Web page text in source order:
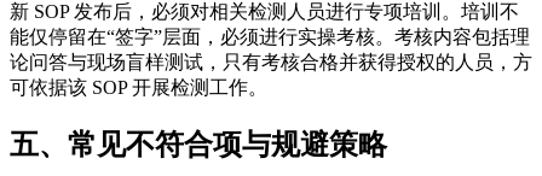
新 SOP 发布后，必须对相关检测人员进行专项培训。培训不
能仅停留在“签字”层面，必须进行实操考核。考核内容包括理
论问答与现场盲样测试，只有考核合格并获得授权的人员，方
可依据该 SOP 开展检测工作。
五、常见不符合项与规避策略